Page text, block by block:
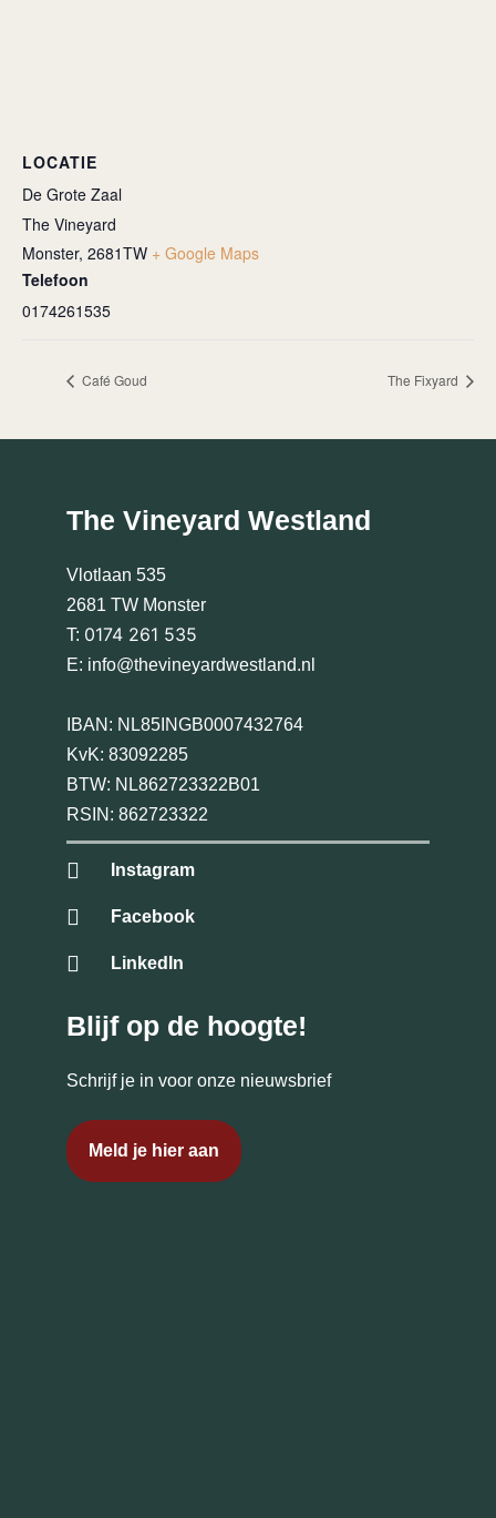
LOCATIE
De Grote Zaal
The Vineyard
Monster, 2681TW + Google Maps
Telefoon
0174261535
Café Goud The Fixyard
The Vineyard Westland
Vlotlaan 535
2681 TW Monster
T: 0174 261 535
E: info@thevineyardwestland.nl
IBAN: NL85INGB0007432764
KvK: 83092285
BTW: NL862723322B01
RSIN: 862723322
Instagram
Facebook
LinkedIn
Blijf op de hoogte!
Schrijf je in voor onze nieuwsbrief
Meld je hier aan